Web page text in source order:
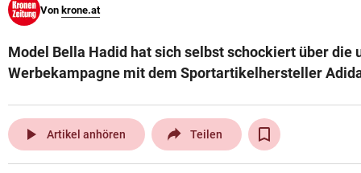
© Krone Multimedia GmbH & Co KG 2026
Von krone.at
Model Bella Hadid hat sich selbst schockiert über die
Werbekampagne mit dem Sportartikelhersteller
play_arrow Artikel anhören Teilen